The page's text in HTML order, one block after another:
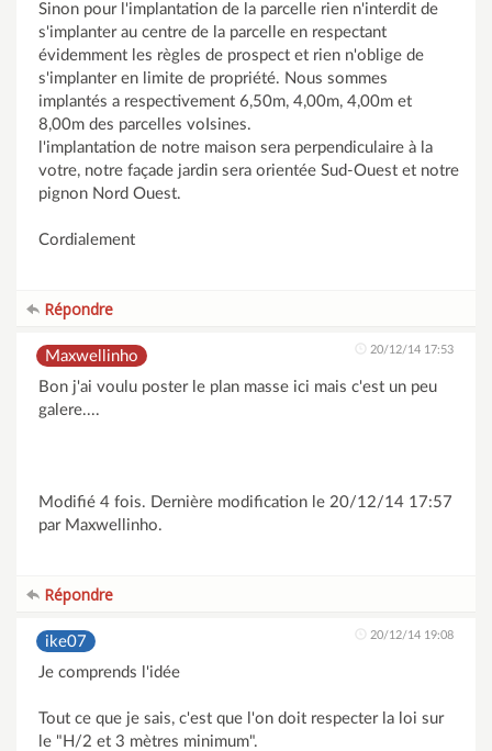
Sinon pour l'implantation de la parcelle rien n'interdit de
s'implanter au centre de la parcelle en respectant
évidemment les règles de prospect et rien n'oblige de
s'implanter en limite de propriété. Nous sommes
implantés a respectivement 6,50m, 4,00m, 4,00m et
8,00m des parcelles voIsines.
l'implantation de notre maison sera perpendiculaire à la
votre, notre façade jardin sera orientée Sud-Ouest et notre
pignon Nord Ouest.
Cordialement
Répondre
Maxwellinho 20/12/14 17:53
Bon j'ai voulu poster le plan masse ici mais c'est un peu
galere....
Modifié 4 fois. Dernière modification le 20/12/14 17:57
par Maxwellinho.
Répondre
ike07 20/12/14 19:08
Je comprends l'idée
Tout ce que je sais, c'est que l'on doit respecter la loi sur
le "H/2 et 3 mètres minimum".